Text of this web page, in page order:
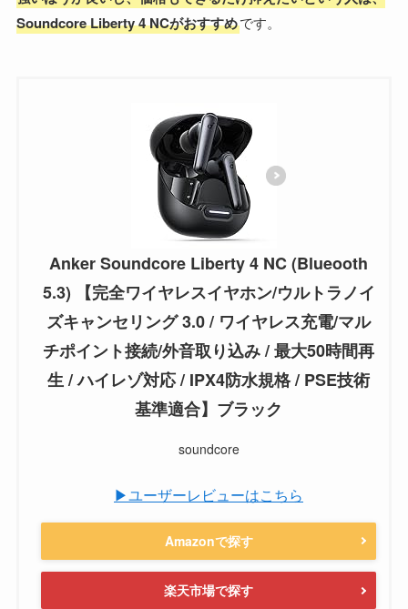
Soundcore Liberty 4 NCがおすすめです。
Anker Soundcore Liberty 4 NC (Blueooth
5.3) 【完全ワイヤレスイヤホン/ウルトラノイ
ズキャンセリング 3.0 / ワイヤレス充電/マル
チポイント接続/外音取り込み / 最大50時間再
生 / ハイレゾ対応 / IPX4防水規格 / PSE技術
基準適合】ブラック
soundcore
▶ユーザーレビューはこちら
Amazonで探す
楽天市場で探す